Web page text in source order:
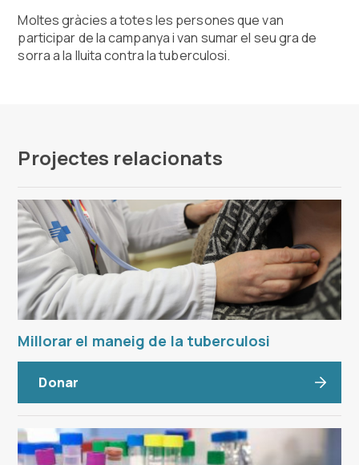
Moltes gràcies a totes les persones que van
participar de la campanya i van sumar el seu gra de
sorra a la lluita contra la tuberculosi.
Projectes relacionats
Millorar el maneig de la tuberculosi
Donar